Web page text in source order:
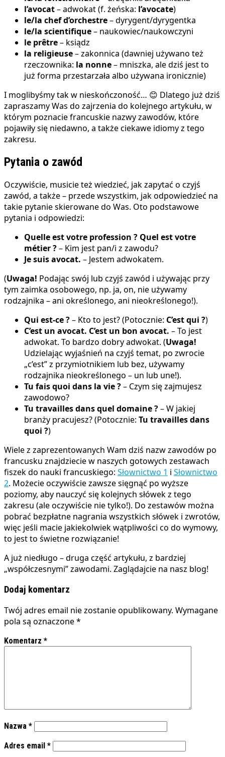
l’avocat– adwokat (f. żeńska: l’avocate)
le/la chef d’orchestre– dyrygent/dyrygentka
le/la scientifique– naukowiec/naukowczyni
le prêtre– ksiądz
la religieuse– zakonnica (dawniej używano też
rzeczownika: la nonne– mniszka, ale dziś jest to
już forma przestarzała albo używana ironicznie)
I moglibyśmy tak w nieskończoność… 😊 Dlatego już dziś
zapraszamy Was do zajrzenia do kolejnego artykułu, w
którym poznacie francuskie nazwy zawodów, które
pojawiły się niedawno, a także ciekawe idiomy z tego
zakresu.
Pytania o zawód
Oczywiście, musicie też wiedzieć, jak zapytać o czyjś
zawód, a także – przede wszystkim, jak odpowiedzieć na
takie pytanie skierowane do Was. Oto podstawowe
pytania i odpowiedzi:
Quelle est votre profession ? Quel est votre
métier ?– Kim jest pan/i z zawodu?
Je suis avocat. – Jestem adwokatem.
(Uwaga! Podając swój lub czyjś zawód i używając przy
tym zaimka osobowego, np. ja, on, nie używamy
rodzajnika – ani określonego, ani nieokreślonego!).
Qui est-ce ?– Kto to jest? (Potocznie: C’est qui ?)
C’est un avocat. C’est un bon avocat. – To jest
adwokat. To bardzo dobry adwokat. (Uwaga!
Udzielając wyjaśnień na czyjś temat, po zwrocie
„c’est” z przymiotnikiem lub bez, używamy
rodzajnika nieokreślonego – un lub une!).
Tu fais quoi dans la vie ?– Czym się zajmujesz
zawodowo?
Tu travailles dans quel domaine ?– W jakiej
branży pracujesz? (Potocznie: Tu travailles dans
quoi ?)
Wiele z zaprezentowanych Wam dziś nazw zawodów po
francusku znajdziecie w naszych gotowych zestawach
fiszek do nauki francuskiego: Słownictwo 1 i Słownictwo
2. Możecie oczywiście zawsze sięgnąć po wyższe
poziomy, aby nauczyć się kolejnych słówek z tego
zakresu (ale oczywiście nie tylko!). Do zestawów można
pobrać bezpłatne nagrania wszystkich słówek i zwrotów,
więc jeśli macie jakiekolwiek wątpliwości co do wymowy,
to jest to świetne rozwiązanie!
A już niedługo – druga część artykułu, z bardziej
„współczesnymi” zawodami. Zaglądajcie na nasz blog!
Dodaj komentarz
Twój adres email nie zostanie opublikowany. Wymagane
pola są oznaczone*
Komentarz *
Nazwa *
Adres email *